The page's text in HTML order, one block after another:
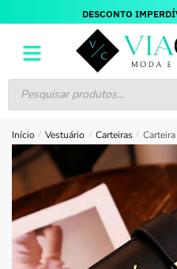
DESCONTO
Início / Vestuário / Carteiras / Carteira